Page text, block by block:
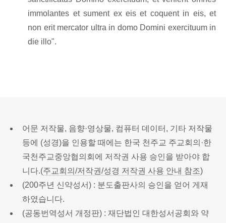
immolantes et sument ex eis et coquent in eis, et
non erit mercator ultra in domo Domini exercituum in
die illo".
어문 저작물, 음향·영상물, 컴퓨터 데이터, 기타 저작물
등에 (성경)을 인용할 때에는 한국 천주교 주교회의·한
국천주교중앙협의회에 저작권 사용 승인을 받아야 합
니다.(주교회의/저작권/성경 저작권 사용 안내 참조)
(200주년 신약성서) : 분도출판사의 승인을 얻어 게재
하였습니다.
(공동번역성서 개정판) : 재단법인 대한성서공회와 약